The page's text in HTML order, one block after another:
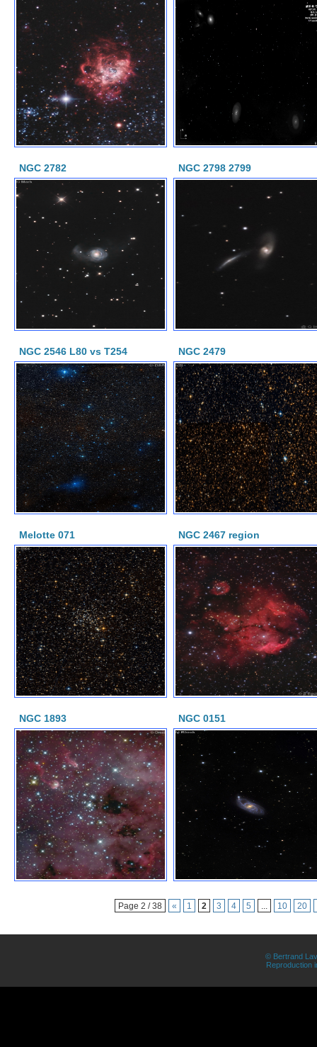
NGC 2782 NGC 2798 2799
NGC 2546 L80 vs T254 NGC 2479
Melotte 071 NGC 2467 region
NGC 1893 NGC 0151
Page 2 / 38 « 1 2 3 4 5 10 20
© Bertrand
Reproduction